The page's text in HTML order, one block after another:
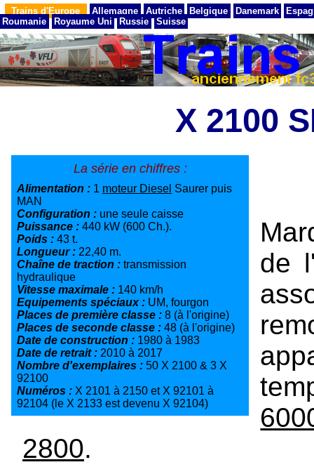
Trains d'Europe Allemagne Autriche Belgique Danemark
Roumanie
Royaume Uni Russie Suisse
X 2100
La série en chiffres :
Alimentation : 1 moteur Diesel Saurer puis
MAN
Configuration : une seule caisse
Puissance : 440 kW (600 Ch.).
Poids : 43 t.
Longueur : 22,40 m.
Chaîne de traction : transmission
hydraulique
Vitesse maximale : 140 km/h
Equipements spéciaux : UM, fourgon
Places de première classe : 8 (à l'origine)
Places de seconde classe : 48 (à l'origine)
Date de construction : 1980 à 1983
Date de retrait : 2010 à 2017
Nombre d'exemplaires : 50 X 2100 & 3 X
92100
Numéros : X 2101 à 2150 et X 92101 à
92104 (le X 2133 est devenu X 92104)
de
2800.